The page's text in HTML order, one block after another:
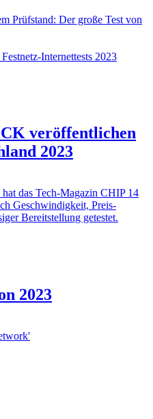
Prüfstand: Der große Test von
veröffentlichen
2023
das Tech-Magazin CHIP 14
Geschwindigkeit, Preis-
Bereitstellung getestet.
2023